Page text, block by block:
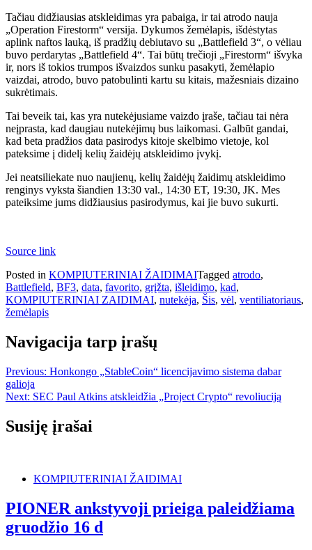
Tačiau didžiausias atskleidimas yra pabaiga, ir tai atrodo nauja
„Operation Firestorm“ versija. Dykumos žemėlapis, išdėstytas
aplink naftos lauką, iš pradžių debiutavo su „Battlefield 3“, o vėliau
buvo perdarytas „Battlefield 4“. Tai būtų trečioji „Firestorm“ išvyka
ir, nors iš tokios trumpos išvaizdos sunku pasakyti, žemėlapio
vaizdai, atrodo, buvo patobulinti kartu su kitais, mažesniais dizaino
sukrėtimais.
Tai beveik tai, kas yra nutekėjusiame vaizdo įraše, tačiau tai nėra
neįprasta, kad daugiau nutekėjimų bus laikomasi. Galbūt gandai,
kad beta pradžios data pasirodys kitoje skelbimo vietoje, kol
pateksime į didelį kelių žaidėjų atskleidimo įvykį.
Jei neatsiliekate nuo naujienų, kelių žaidėjų žaidimų atskleidimo
renginys vyksta šiandien 13:30 val., 14:30 ET, 19:30, JK. Mes
pateiksime jums didžiausius pasirodymus, kai jie buvo sukurti.
Source link
Posted in KOMPIUTERINIAI ŽAIDIMAITagged atrodo,
Battlefield, BF3, data, favorito, grįžta, išleidimo, kad,
KOMPIUTERINIAI ZAIDIMAI, nutekėja, Šis, vėl, ventiliatoriaus,
žemėlapis
Navigacija tarp įrašų
Previous: Honkongo „StableCoin“ licencijavimo sistema dabar
galioja
Next: SEC Paul Atkins atskleidžia „Project Crypto“ revoliuciją
Susiję įrašai
KOMPIUTERINIAI ŽAIDIMAI
PIONER ankstyvoji prieiga paleidžiama
gruodžio 16 d